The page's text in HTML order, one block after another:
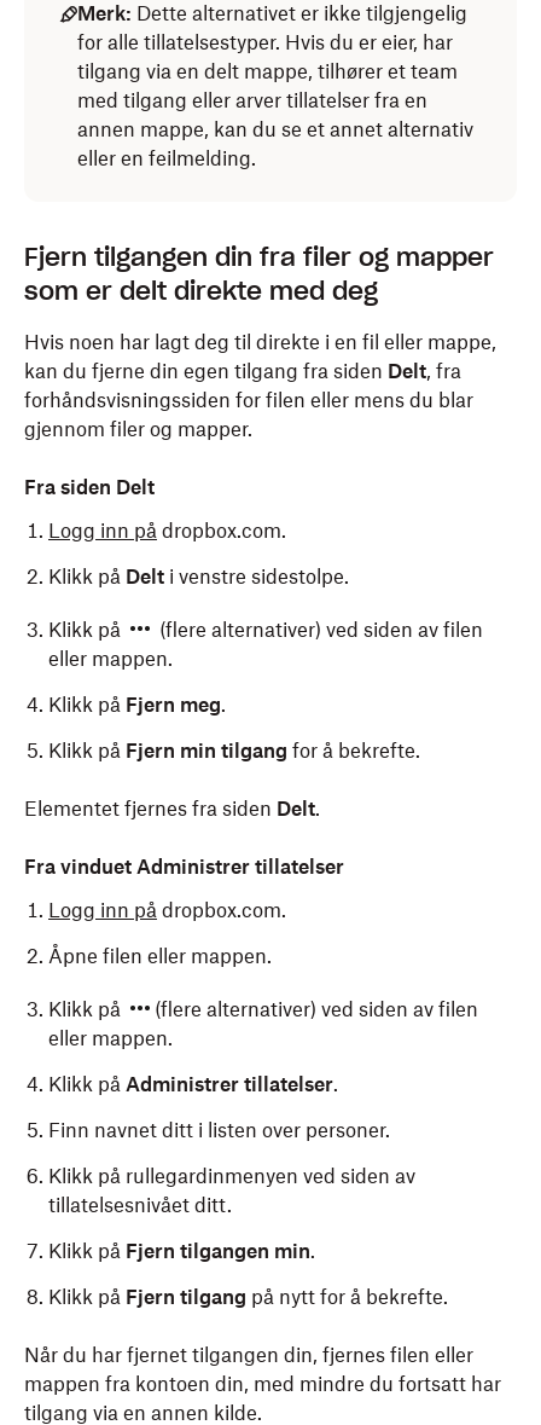
Merk: Dette alternativet er ikke tilgjengelig
for alle tillatelsestyper. Hvis du er eier, har
tilgang via en delt mappe, tilhører et team
med tilgang eller arver tillatelser fra en
annen mappe, kan du se et annet alternativ
eller en feilmelding.
Fjern tilgangen din fra filer og mapper
som er delt direkte med deg
Hvis noen har lagt deg til direkte i en fil eller mappe,
kan du fjerne din egen tilgang fra siden Delt, fra
forhåndsvisningssiden for filen eller mens du blar
gjennom filer og mapper.
Fra siden Delt
Logg inn på dropbox.com.
Klikk på Delt i venstre sidestolpe.
Klikk på
(flere alternativer) ved siden av filen
eller mappen.
Klikk på Fjern meg.
Klikk på Fjern min tilgang for å bekrefte.
Elementet fjernes fra siden Delt.
Fra vinduet Administrer tillatelser
Logg inn på dropbox.com.
Åpne filen eller mappen.
Klikk på
(flere alternativer) ved siden av filen
eller mappen.
Klikk på Administrer tillatelser.
Finn navnet ditt i listen over personer.
Klikk på rullegardinmenyen ved siden av
tillatelsesnivået ditt.
Klikk på Fjern tilgangen min.
Klikk på Fjern tilgang på nytt for å bekrefte.
Når du har fjernet tilgangen din, fjernes filen eller
mappen fra kontoen din, med mindre du fortsatt har
tilgang via en annen kilde.